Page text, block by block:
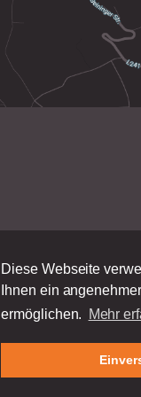
Diese Webseite
Ihnen ein
ermöglichen.
Mehr